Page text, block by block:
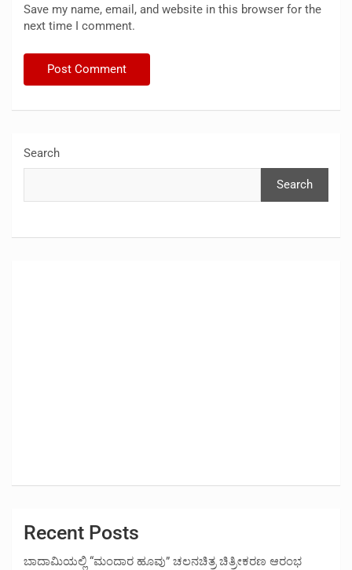
Save my name, email, and website in this browser for the
next time I comment.
Search
Search
Recent Posts
ಬಾದಾಮಿಯಲ್ಲಿ “ಮಂದಾರ ಹೂವು” ಚಲನಚಿತ್ರ ಚಿತ್ರೀಕರಣ ಆರಂಭ